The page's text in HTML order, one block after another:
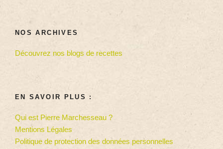
NOS ARCHIVES
Découvrez nos blogs de recettes
EN SAVOIR PLUS :
Qui est Pierre Marchesseau ?
Mentions Légales
Politique de protection des données personnelles